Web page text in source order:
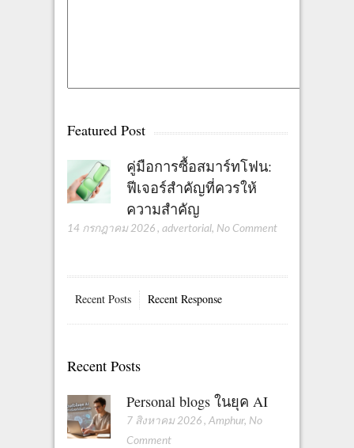
Featured Post
คู่มือการซื้อสมาร์ทโฟน:
ฟีเจอร์สำคัญที่ควรให้
ความสำคัญ
14 กรกฎาคม 2026 , advertorial, No Comment
Recent Posts Recent Response
Recent Posts
Personal blogs ในยุค AI
7 สิงหาคม 2026 , Amphur, No
Comment